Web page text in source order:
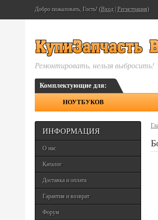
Добро пожаловать, Гость! (Вход Регистрация)
Ремонтировать, нельзя выбросить!
Комплектующие для:
НОУТБУКОВ
ИНФОРМАЦИЯ
О нас
Каталог
Доставка и оплата
Гарантия и возврат
Форум